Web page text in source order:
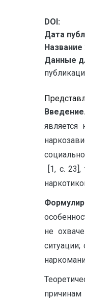
DOI:
Дата
Название
Данные
Введение.
является
[1, с.
не
причинам